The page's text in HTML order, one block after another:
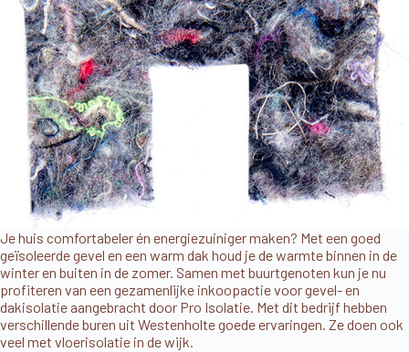
Je huis comfortabeler én energiezuiniger maken? Met een goed
geïsoleerde gevel en een warm dak houd je de warmte binnen in de
winter en buiten in de zomer. Samen met buurtgenoten kun je nu
profiteren van een gezamenlijke inkoopactie voor gevel- en
dakisolatie aangebracht door Pro Isolatie. Met dit bedrijf hebben
verschillende buren uit Westenholte goede ervaringen. Ze doen ook
veel met vloerisolatie in de wijk.